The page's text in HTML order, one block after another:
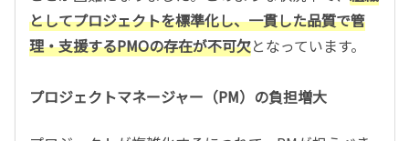
としてプロジェクトを標準化し、一貫した品質で管
理・支援するPMOの存在が不可欠となっています。
プロジェクトマネージャー（PM）の負担増大